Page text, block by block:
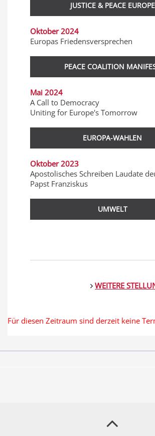
JUSTICE & PEACE EUROPE
Oktober 2024
Europas Friedensversprechen
PEACE COALITION
Mai 2024
A Call to Democracy
Uniting for Europe's Tomorrow
EUROPA-WAHLEN
Oktober 2023
Apostolisches Schreiben Laudate
Papst Franziskus
UMWELT
WEITERE
Für diesen Zeitraum sind derzeit keine